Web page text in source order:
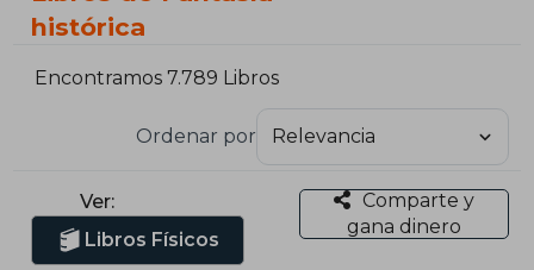
histórica
Encontramos 7.789 Libros
Ordenar por
Ver:
Libros Físicos
Comparte y
gana dinero